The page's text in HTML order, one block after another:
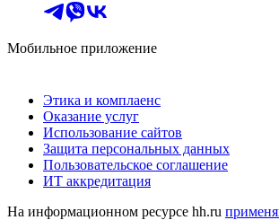
Мобильное приложение
Этика и комплаенс
Оказание услуг
Использование сайтов
Защита персональных данных
Пользовательское соглашение
ИТ аккредитация
На информационном ресурсе hh.ru